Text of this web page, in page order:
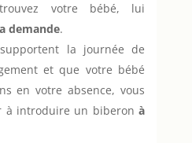
votre bébé, lui
demande.
la journée de
et que votre bébé
en votre absence, vous
à introduire un biberon à